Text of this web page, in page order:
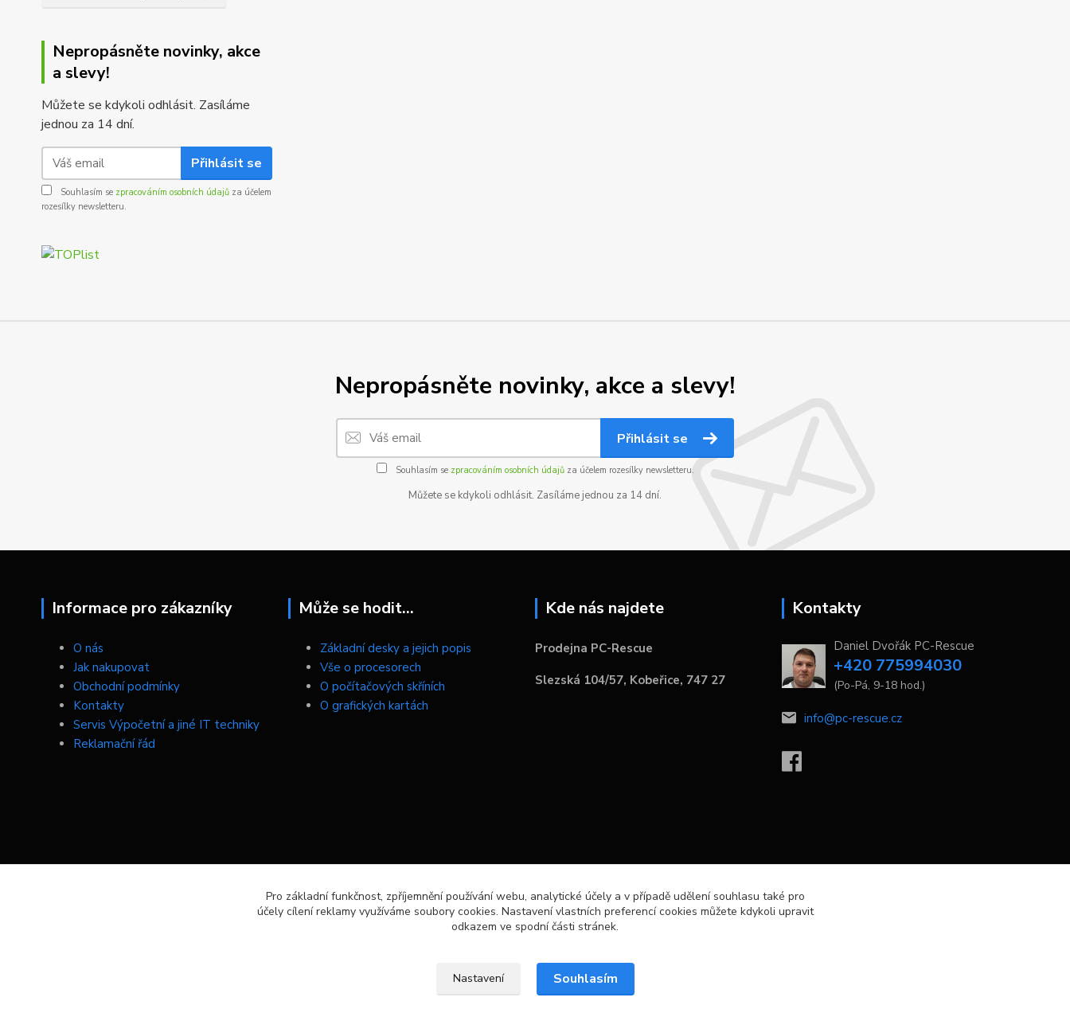
Nepropásněte novinky, akce
a slevy!
Můžete se kdykoli odhlásit. Zasíláme
jednou za 14 dní.
Přihlásit se
Souhlasím se zpracováním osobních údajů za účelem
rozesílky newsletteru.
Nepropásněte novinky, akce a slevy!
Přihlásit se
Souhlasím se zpracováním osobních údajůza účelem rozesílky newsletteru.
Můžete se kdykoli odhlásit. Zasíláme jednou za 14 dní.
Informace pro zákazníky
O nás
Jak nakupovat
Obchodní podmínky
Kontakty
Servis Výpočetní a jiné IT techniky
Reklamační řád
Může se hodit...
Základní desky a jejich popis
Vše o procesorech
O počítačových skříních
O grafických kartách
Kde nás najdete
Prodejna PC-Rescue
Slezská 104/57, Kobeřice, 747 27
Kontakty
Daniel Dvořák PC-Rescue
+420 775994030
(Po-Pá, 9-18 hod.)
info@pc-rescue.cz
Pro základní funkčnost, zpříjemnění používání webu, analytické účely a v případě udělení souhlasu také pro
účely cílení reklamy využíváme soubory cookies. Nastavení vlastních preferencí cookies můžete kdykoli upravit
odkazem ve spodní části stránek.
Nastavení Souhlasím